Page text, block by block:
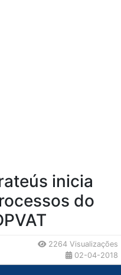
inicia
do
2264 Visualizações
02-04-2018